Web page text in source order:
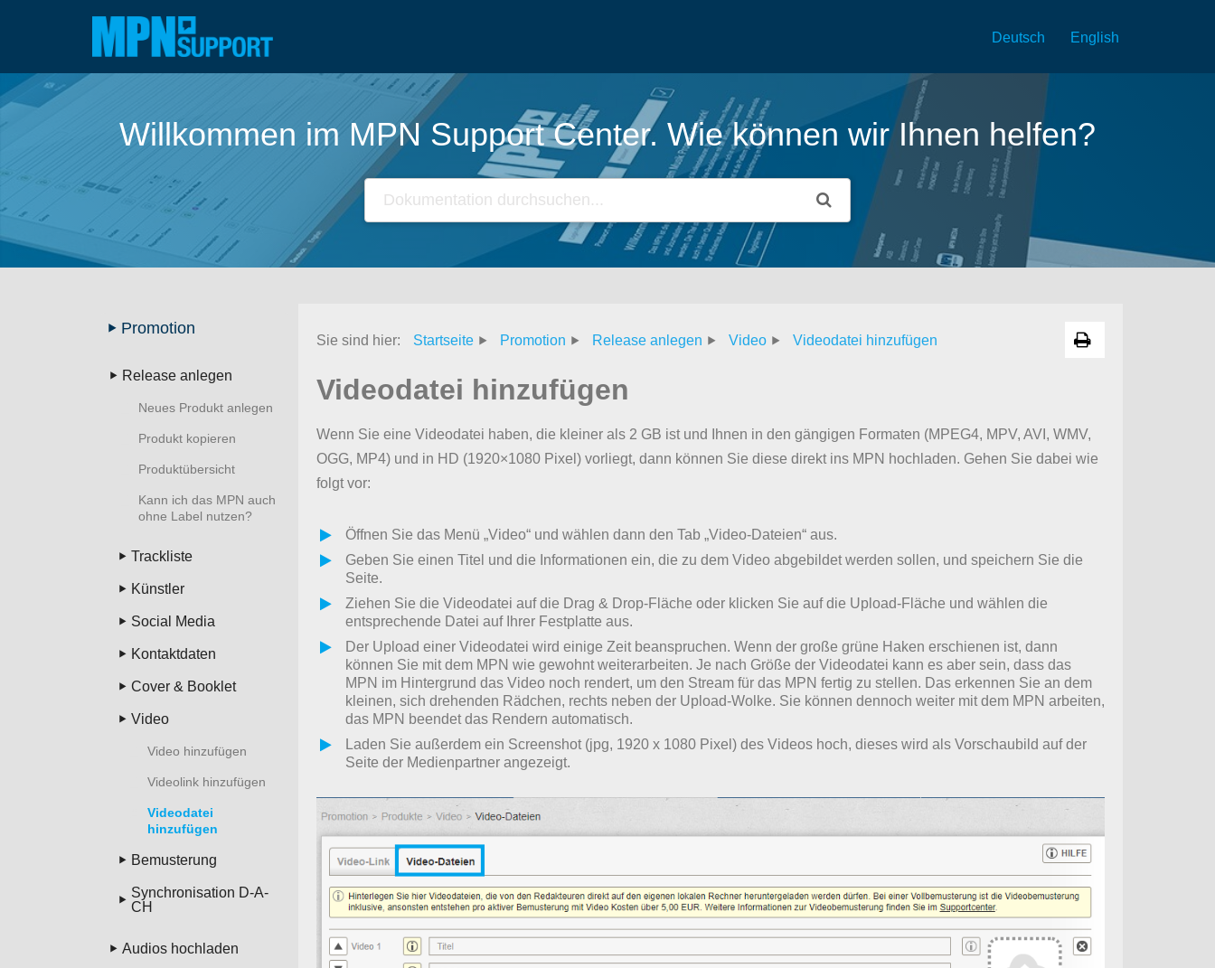
Inhalt
springen
Deutsch English
Willkommen im MPN Support Center. Wie können wir Ihnen helfen?
Promotion
Release anlegen
Neues Produkt anlegen
Produkt kopieren
Produktübersicht
Kann ich das MPN auch
ohne Label nutzen?
Trackliste
Künstler
Social Media
Kontaktdaten
Cover & Booklet
Video
Video hinzufügen
Videolink hinzufügen
Videodatei
hinzufügen
Bemusterung
Synchronisation D-A-
CH
Audios hochladen
Sie sind hier: Startseite Promotion Release anlegen Video Videodatei hinzufügen
Videodatei hinzufügen
Wenn Sie eine Videodatei haben, die kleiner als 2 GB ist und Ihnen in den gängigen Formaten (MPEG4, MPV, AVI, WMV,
OGG, MP4) und in HD (1920×1080 Pixel) vorliegt, dann können Sie diese direkt ins MPN hochladen. Gehen Sie dabei wie
folgt vor:
Öffnen Sie das Menü „Video“ und wählen dann den Tab „Video-Dateien“ aus.
Geben Sie einen Titel und die Informationen ein, die zu dem Video abgebildet werden sollen, und speichern Sie die
Seite.
Ziehen Sie die Videodatei auf die Drag & Drop-Fläche oder klicken Sie auf die Upload-Fläche und wählen die
entsprechende Datei auf Ihrer Festplatte aus.
Der Upload einer Videodatei wird einige Zeit beanspruchen. Wenn der große grüne Haken erschienen ist, dann
können Sie mit dem MPN wie gewohnt weiterarbeiten. Je nach Größe der Videodatei kann es aber sein, dass das
MPN im Hintergrund das Video noch rendert, um den Stream für das MPN fertig zu stellen. Das erkennen Sie an dem
kleinen, sich drehenden Rädchen, rechts neben der Upload-Wolke. Sie können dennoch weiter mit dem MPN arbeiten,
das MPN beendet das Rendern automatisch.
Laden Sie außerdem ein Screenshot (jpg, 1920 x 1080 Pixel) des Videos hoch, dieses wird als Vorschaubild auf der
Seite der Medienpartner angezeigt.